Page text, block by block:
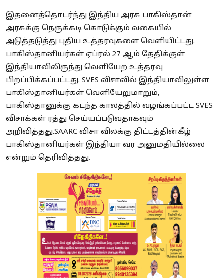
இதனைத்தொடர்ந்து இந்திய அரசு பாகிஸ்தான்
அரசுக்கு நெருக்கடி கொடுக்கும் வகையில்
அடுத்தடுத்து புதிய உத்தரவுகளை வெளியிட்டது.
பாகிஸ்தானியர்கள் ஏப்ரல் 27 ஆம் தேதிக்குள்
இந்தியாவிலிருந்து வெளியேற உத்தரவு
பிறப்பிக்கப்பட்டது. SVES விசாவில் இந்தியாவிலுள்ள
பாகிஸ்தானியர்கள் வெளியேறுமாறும்,
பாகிஸ்தானுக்கு கடந்த காலத்தில் வழங்கப்பட்ட SVES
விசாக்கள் ரத்து செய்யப்படுவதாகவும்
அறிவித்தது.SAARC விசா விலக்கு திட்டத்தின்கீழ்
பாகிஸ்தானியர்கள் இந்தியா வர அனுமதியில்லை
என்றும் தெரிவித்தது.